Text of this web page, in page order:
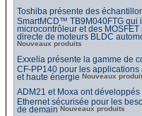
Toshiba présente des
SmartMCD™ TB9M040FTG qui
microcontrôleur et des
directe de moteurs BLDC
Nouveaux produits
Exxelia présente la gamme de
CF-PP140 pour les applications
et haute énergie Nouveaux
ADM21 et Moxa ont
Ethernet sécurisée pour les
de demain Nouveaux produits